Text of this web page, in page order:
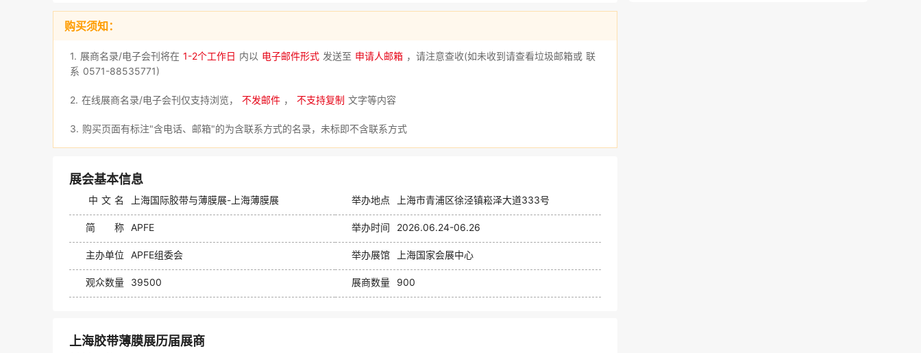
购买须知：
1. 展商名录/电子会刊将在 1-2个工作日 内以 电子邮件形式 发送至 申请人邮箱 ，请注意查收(如未收到请查看垃圾邮箱或 联
系 0571-88535771)
2. 在线展商名录/电子会刊仅支持浏览， 不发邮件 ， 不支持复制 文字等内容
3. 购买页面有标注"含电话、邮箱"的为含联系方式的名录，未标即不含联系方式
展会基本信息
中 文 名 上海国际胶带与薄膜展-上海薄膜展 举办地点 上海市青浦区徐泾镇崧泽大道333号
简 称 APFE 举办时间 2026.06.24-06.26
主办单位 APFE组委会 举办展馆 上海国家会展中心
观众数量 39500 展商数量 900
上海胶带薄膜展历届展商